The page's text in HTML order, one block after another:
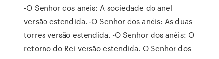
-O Senhor dos anéis: A sociedade do anel
versão estendida. -O Senhor dos anéis: As duas
torres versão estendida. -O Senhor dos anéis: O
retorno do Rei versão estendida. O Senhor dos